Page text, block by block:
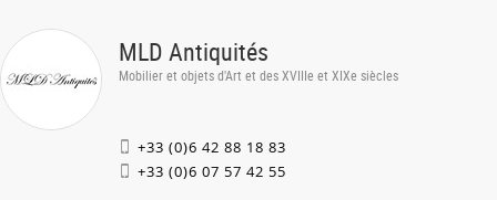
MLD Antiquités
Mobilier et objets d'Art et des XVIIIe et XIXe siècles
+33 (0)6 42 88 18 83
+33 (0)6 07 57 42 55